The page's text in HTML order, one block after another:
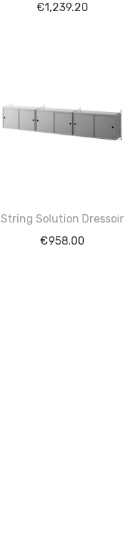
€1,239.20
String Solution Dressoir
€958.00